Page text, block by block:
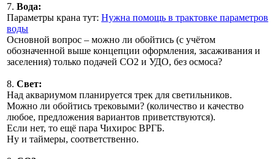
7. Вода:
Параметры крана тут: Нужна помощь в трактовке параметров
воды
Основной вопрос – можно ли обойтись (с учётом
обозначенной выше концепции оформления, засаживания и
заселения) только подачей СО2 и УДО, без осмоса?
8. Свет:
Над аквариумом планируется трек для светильников.
Можно ли обойтись трековыми? (количество и качество
любое, предложения вариантов приветствуются).
Если нет, то ещё пара Чихирос ВРГБ.
Ну и таймеры, соответственно.